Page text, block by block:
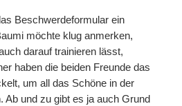
Beschwerdeformular ein
möchte klug anmerken,
darauf trainieren lässt,
haben die beiden Freunde das
um all das Schöne in der
Ab und zu gibt es ja auch Grund